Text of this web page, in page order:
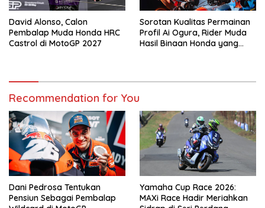
David Alonso, Calon
Pembalap Muda Honda HRC
Castrol di MotoGP 2027
Sorotan Kualitas Permainan
Profil Ai Ogura, Rider Muda
Hasil Binaan Honda yang
Recommendation for You
Dani Pedrosa Tentukan
Pensiun Sebagai Pembalap
Yamaha Cup Race 2026:
MAXi Race Hadir Meriahkan